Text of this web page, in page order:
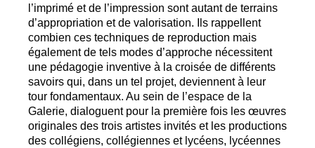
l’imprimé et de l’impression sont autant de terrains
d’appropriation et de valorisation. Ils rappellent
combien ces techniques de reproduction mais
également de tels modes d’approche nécessitent
une pédagogie inventive à la croisée de différents
savoirs qui, dans un tel projet, deviennent à leur
tour fondamentaux. Au sein de l’espace de la
Galerie, dialoguent pour la première fois les œuvres
originales des trois artistes invités et les productions
des collégiens, collégiennes et lycéens, lycéennes